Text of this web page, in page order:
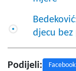
djecu
Podijeli: Facebook